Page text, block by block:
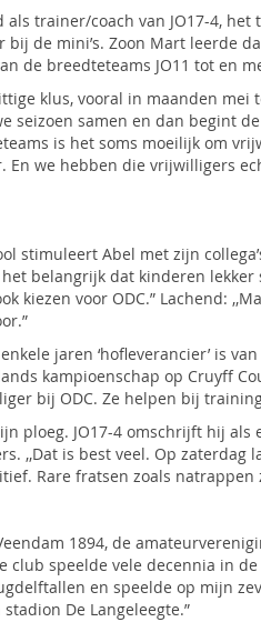
trainer/coach van JO17-4,
de mini’s. Zoon Mart leerde
de breedteteams JO11 tot en
klus, vooral in maanden
seizoen samen en dan begint
is het soms moeilijk om
En we hebben die vrijwilligers
stimuleert Abel met zijn
belangrijk dat kinderen
kiezen voor ODC.” Lachend:
jaren ‘hofleverancier’ is
kampioenschap op Cruyff
bij ODC. Ze helpen bij
ploeg. JO17-4 omschrijft hij
,,Dat is best veel. Op zaterdag
Rare fratsen zoals natrappen
1894, de
club speelde vele decennia in
en speelde op mijn
De Langeleegte.”